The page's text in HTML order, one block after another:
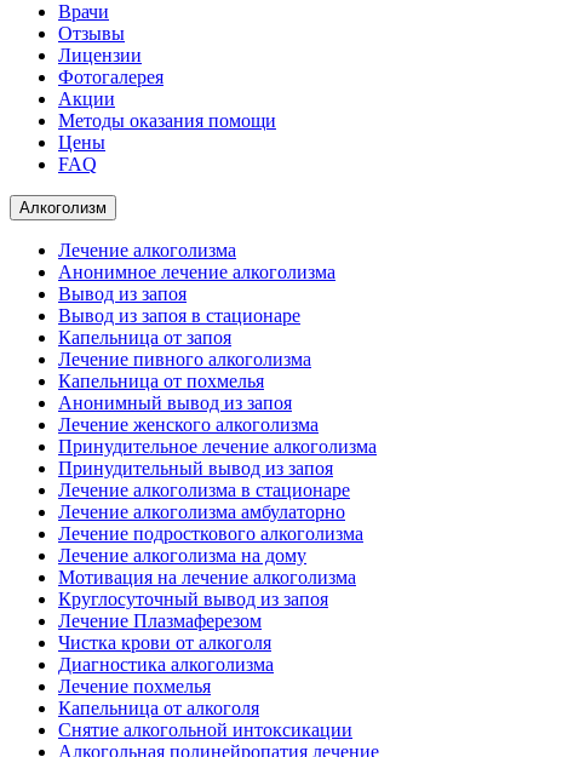
Врачи
Отзывы
Лицензии
Фотогалерея
Акции
Методы оказания помощи
Цены
FAQ
Алкоголизм
Лечение алкоголизма
Анонимное лечение алкоголизма
Вывод из запоя
Вывод из запоя в стационаре
Капельница от запоя
Лечение пивного алкоголизма
Капельница от похмелья
Анонимный вывод из запоя
Лечение женского алкоголизма
Принудительное лечение алкоголизма
Принудительный вывод из запоя
Лечение алкоголизма в стационаре
Лечение алкоголизма амбулаторно
Лечение подросткового алкоголизма
Лечение алкоголизма на дому
Мотивация на лечение алкоголизма
Круглосуточный вывод из запоя
Лечение Плазмаферезом
Чистка крови от алкоголя
Диагностика алкоголизма
Лечение похмелья
Капельница от алкоголя
Снятие алкогольной интоксикации
Алкогольная полинейропатия лечение